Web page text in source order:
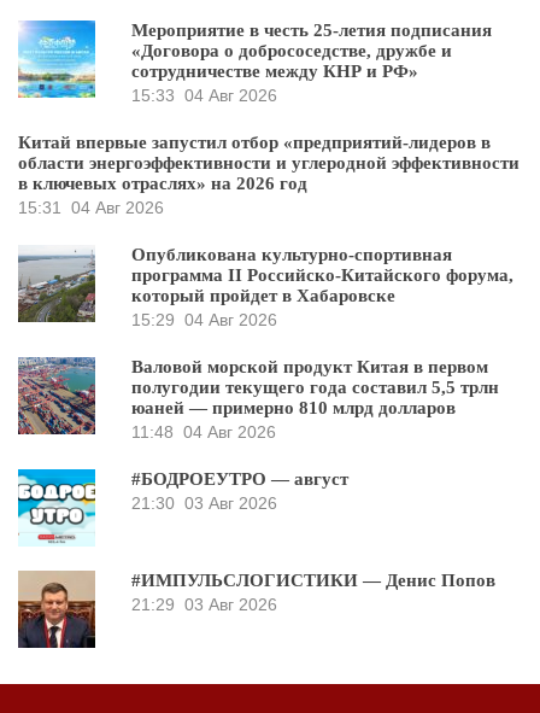
Мероприятие в честь 25-летия подписания
«Договора о добрососедстве, дружбе и
сотрудничестве между КНР и РФ»
15:33 04 Авг 2026
Китай впервые запустил отбор «предприятий-лидеров в
области энергоэффективности и углеродной эффективности
в ключевых отраслях» на 2026 год
15:31 04 Авг 2026
Опубликована культурно-спортивная
программа II Российско-Китайского форума,
который пройдет в Хабаровске
15:29 04 Авг 2026
Валовой морской продукт Китая в первом
полугодии текущего года составил 5,5 трлн
юаней — примерно 810 млрд долларов
11:48 04 Авг 2026
#БОДРОЕУТРО — август
21:30 03 Авг 2026
#ИМПУЛЬСЛОГИСТИКИ — Денис Попов
21:29 03 Авг 2026